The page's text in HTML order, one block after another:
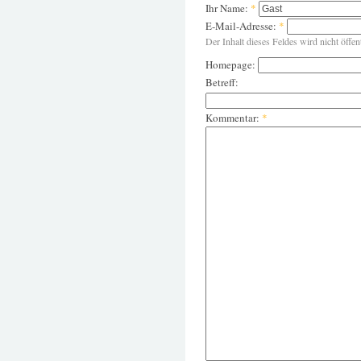
Ihr Name: *
E-Mail-Adresse: *
Der Inhalt dieses Feldes wird nicht
Homepage:
Betreff:
Kommentar: *